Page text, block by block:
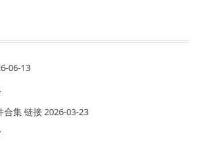
06-13
合集 链接2026-03-23